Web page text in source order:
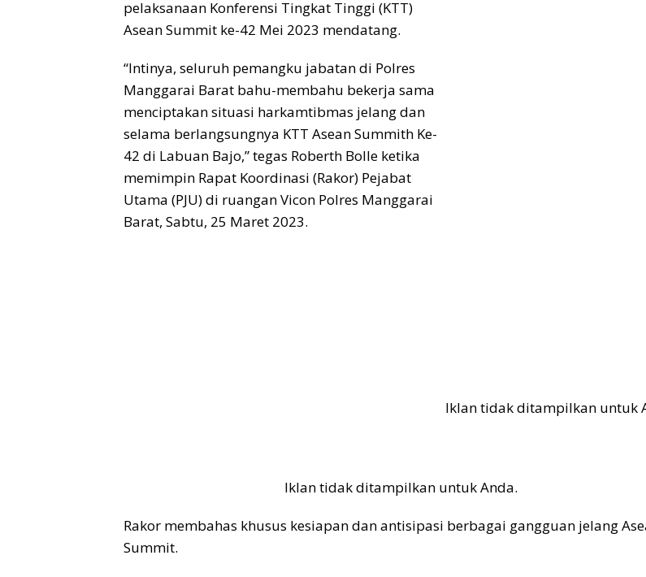
Iklan tidak ditampilkan untuk
pelaksanaan Konferensi Tingkat Tinggi (KTT)
Asean Summit ke-42 Mei 2023 mendatang.
“Intinya, seluruh pemangku jabatan di Polres
Manggarai Barat bahu-membahu bekerja sama
menciptakan situasi harkamtibmas jelang dan
selama berlangsungnya KTT Asean Summith Ke-
42 di Labuan Bajo,” tegas Roberth Bolle ketika
memimpin Rapat Koordinasi (Rakor) Pejabat
Utama (PJU) di ruangan Vicon Polres Manggarai
Barat, Sabtu, 25 Maret 2023.
Iklan tidak ditampilkan untuk Anda.
Rakor membahas khusus kesiapan dan antisipasi berbagai gangguan jelang
Summit.